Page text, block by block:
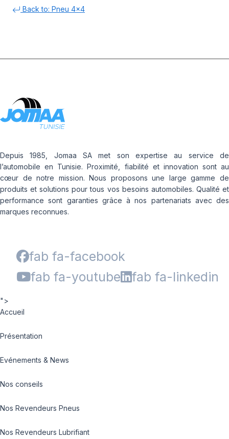
Back to: Pneu 4x4
Depuis 1985, Jomaa SA met son expertise au service de
l’automobile en Tunisie. Proximité, fiabilité et innovation sont au
cœur de notre mission. Nous proposons une large gamme de
produits et solutions pour tous vos besoins automobiles. Qualité et
performance sont garanties grâce à nos partenariats avec des
marques reconnues.
fab fa-facebook
fab fa-youtube
fab fa-linkedin
">
Accueil
Présentation
Evénements & News
Nos conseils
Nos Revendeurs Pneus
Nos Revendeurs Lubrifiant